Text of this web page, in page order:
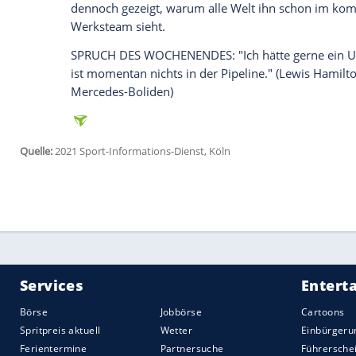
Aston Martinist in Spielberg vorerst
CHARLES LECLERC/FERRARI: Besonders
dasMittelfeldin ständiger Bewegung
schwer zu treffen wie selten in der
zeigt sich das bei einem Blick auf
Spielberg überzeugte
Zur Belohnung gab's dieAuszeichnung
GEORGE RUSSELL: Diese Plakette
junge Engländer versetzt das hintere
vermeintlich hoffnungslosen Williams
hätte es wohl geklappt, die
Druckluftverlust im pneumatischen